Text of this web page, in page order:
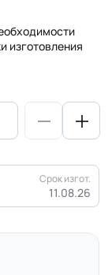
изготовления
Срок изгот.
11.08.26